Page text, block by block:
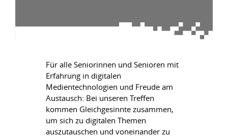
Für alle Seniorinnen und Senioren mit
Erfahrung in digitalen
Medientechnologien und Freude am
Austausch: Bei unseren Treffen
kommen Gleichgesinnte zusammen,
um sich zu digitalen Themen
auszutauschen und voneinander zu